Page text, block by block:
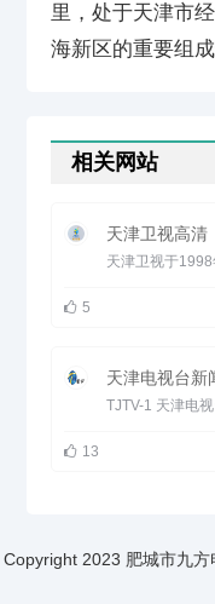
里，处于天津市
海新区的重要组成
相关网站
天津卫视高清
5
天津电视台新
13
Copyright 2023 肥城市九方